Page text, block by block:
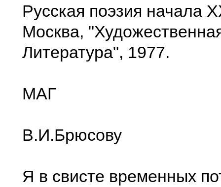
Русская поэзия начала
Москва,
Литература", 1977.
МАГ
В.И.Брюсову
Я в свисте временных